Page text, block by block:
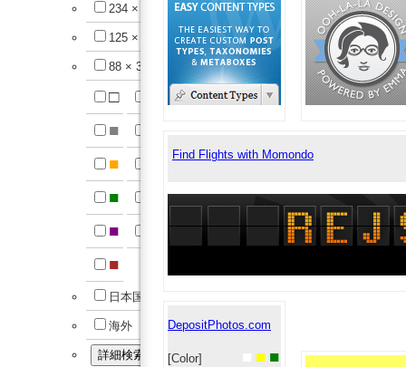
234 × 60
125 × 125
88 × 31
□
■
■
■
■
■
日本国内
海外
Find Flights with Momondo
DepositPhotos.com
[Color] ■ ■